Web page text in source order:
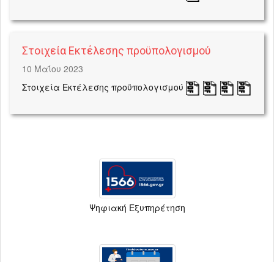
Στοιχεία Εκτέλεσης προϋπολογισμού
10 Μαΐου 2023
Στοιχεία Εκτέλεσης προϋπολογισμού
Ψηφιακή Εξυπηρέτηση